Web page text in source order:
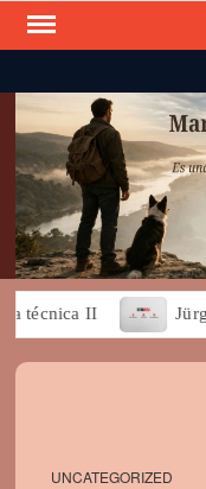
Skip
II Jürgen
UNCATEGORIZED